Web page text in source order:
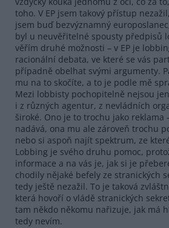
toho. V EP jsem takový přístup
jsem buď bezvýznamný
byl u neuvěřitelné spousty předpisů
věřím druhé možnosti – v EP je
racionální debata, ve které se vás
případně obelhat svými argumenty.
mu na to skočíte, a to je podle mě
Mezi lobbisty pochopitelně nejsou
i z různých agentur, z nevládních
široké. Ono je to trochu jako reklama
nadává, ona mu ale zároveň trochu
nebo si aspoň najít spektrum, ze
Lobbing je svého druhu pomoc,
informace a na vás je, jak si je
chodily nějaké befely ze stranických
tedy ještě nezažil. To je taková
která hovoří o vládě stranických
tam někdo někomu nařizuje, jak má
tedy nevím.